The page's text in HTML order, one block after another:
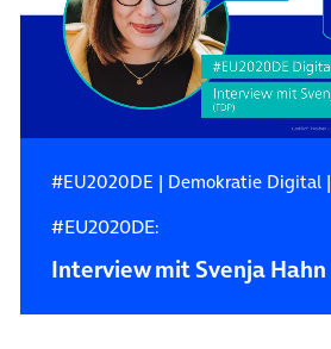
#EU2020DE | Demokratie Digital|
#EU2020DE:
Interview mit Svenja Hahn